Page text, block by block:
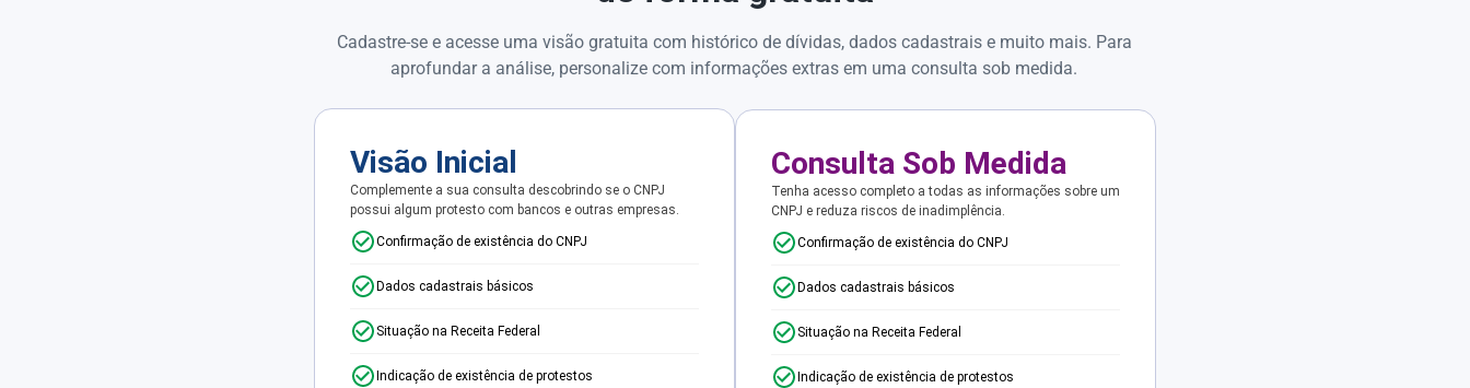
Cadastre-se e acesse uma visão gratuita com histórico de dívidas, dados cadastrais e muito mais. Para
aprofundar a análise, personalize com informações extras em uma consulta sob medida.
Visão Inicial
Complemente a sua consulta descobrindo se o CNPJ
possui algum protesto com bancos e outras empresas.
Confirmação de existência do CNPJ
Dados cadastrais básicos
Situação na Receita Federal
Indicação de existência de protestos
Consulta Sob Medida
Tenha acesso completo a todas as informações sobre um
CNPJ e reduza riscos de inadimplência.
Confirmação de existência do CNPJ
Dados cadastrais básicos
Situação na Receita Federal
Indicação de existência de protestos